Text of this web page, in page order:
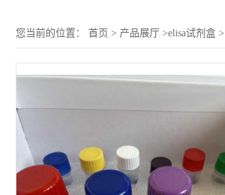
您当前的位置： 首页 > 产品展厅 >elisa试剂盒 >